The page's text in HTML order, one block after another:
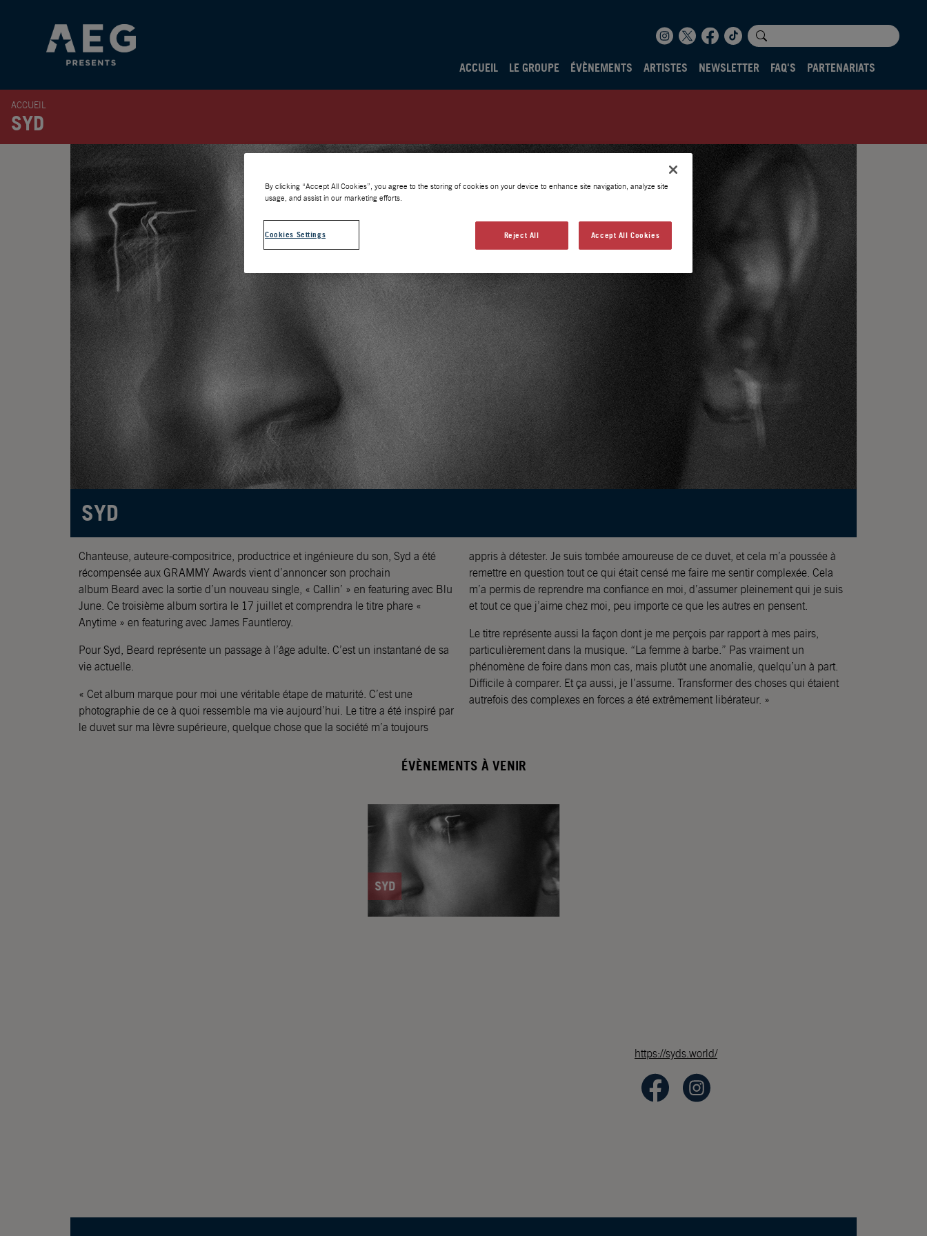
ACCUEIL LE GROUPE ÉVÈNEMENTS ARTISTES NEWSLETTER FAQ'S PARTENARIATS
ACCUEIL
SYD
SYD
Chanteuse, auteure-compositrice, productrice et ingénieure du son, Syd a été
récompensée aux GRAMMY Awards vient d’annoncer son prochain
album Beard avec la sortie d’un nouveau single, « Callin’ » en featuring avec Blu
June. Ce troisième album sortira le 17 juillet et comprendra le titre phare «
Anytime » en featuring avec James Fauntleroy.
Pour Syd, Beard représente un passage à l’âge adulte. C’est un instantané de sa
vie actuelle.
« Cet album marque pour moi une véritable étape de maturité. C’est une
photographie de ce à quoi ressemble ma vie aujourd’hui. Le titre a été inspiré par
le duvet sur ma lèvre supérieure, quelque chose que la société m’a toujours
appris à détester. Je suis tombée amoureuse de ce duvet, et cela m’a poussée à
remettre en question tout ce qui était censé me faire me sentir complexée. Cela
m’a permis de reprendre ma confiance en moi, d’assumer pleinement qui je suis
et tout ce que j’aime chez moi, peu importe ce que les autres en pensent.
Le titre représente aussi la façon dont je me perçois par rapport à mes pairs,
particulièrement dans la musique. “La femme à barbe.” Pas vraiment un
phénomène de foire dans mon cas, mais plutôt une anomalie, quelqu’un à part.
Difficile à comparer. Et ça aussi, je l’assume. Transformer des choses qui étaient
autrefois des complexes en forces a été extrêmement libérateur. »
ÉVÈNEMENTS À VENIR
SYD
https://syds.world/
By clicking “Accept All Cookies”, you agree to the storing of cookies on your device to enhance site navigation, analyze site
usage, and assist in our marketing efforts.
Cookies Settings Reject All Accept All Cookies